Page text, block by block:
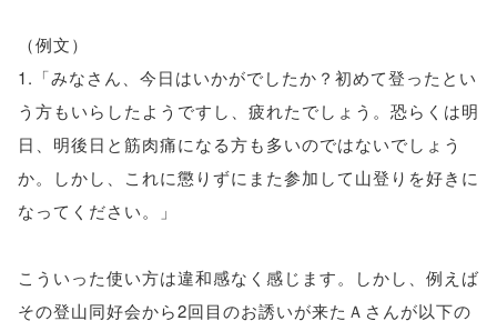
（例文）
1.「みなさん、今日はいかがでしたか？初めて登ったとい
う方もいらしたようですし、疲れたでしょう。恐らくは明
日、明後日と筋肉痛になる方も多いのではないでしょう
か。しかし、これに懲りずにまた参加して山登りを好きに
なってください。」
こういった使い方は違和感なく感じます。しかし、例えば
その登山同好会から2回目のお誘いが来たＡさんが以下の